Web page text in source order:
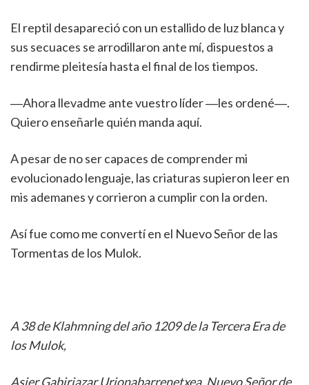
El reptil desapareció con un estallido de luz blanca y
sus secuaces se arrodillaron ante mí, dispuestos a
rendirme pleitesía hasta el final de los tiempos.
―Ahora llevadme ante vuestro líder ―les ordené―.
Quiero enseñarle quién manda aquí.
A pesar de no ser capaces de comprender mi
evolucionado lenguaje, las criaturas supieron leer en
mis ademanes y corrieron a cumplir con la orden.
Así fue como me convertí en el Nuevo Señor de las
Tormentas de los Mulok.
A 38 de Klahmning del año 1209 de la Tercera Era de
los Mulok,
Asier Gabiriazar Urionabarrenetxea, Nuevo Señor de